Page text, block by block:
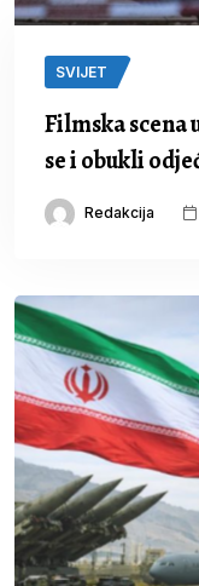
SVIJET
Filmska
se i obukli
Redakcija